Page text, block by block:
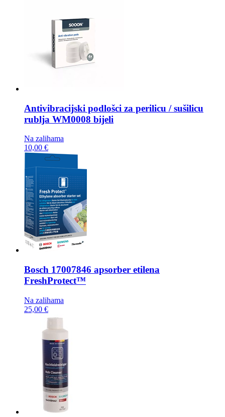
Antivibracijski podlošci za perilicu / sušilicu
rublja WM0008 bijeli
Na zalihama
10,00 €
Bosch 17007846 apsorber etilena
FreshProtect™
Na zalihama
25,00 €